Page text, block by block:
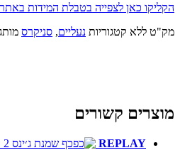
הקליקו כאן לצפייה בטבלת המידות
מק"ט ללא קטגוריות נעליים, סניקרס
מוצרים קשורים
REPLAY